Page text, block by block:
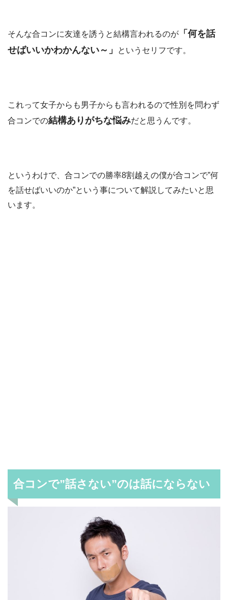
そんな合コンに友達を誘うと結構言われるのが 「何を話
せばいいかわかんない～」
というセリフです。
これって女子からも男子からも言われるので性別を問わず
合コンでの結構ありがちな悩みだと思うんです。
というわけで、合コンでの勝率8割越えの僕が合コンで”何
を話せばいいのか”という事について解説してみたいと思
います。
合コンで”話さない”のは話にならない